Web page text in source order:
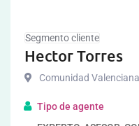
Segmento cliente
Hector Torres
Comunidad
Tipo de agente